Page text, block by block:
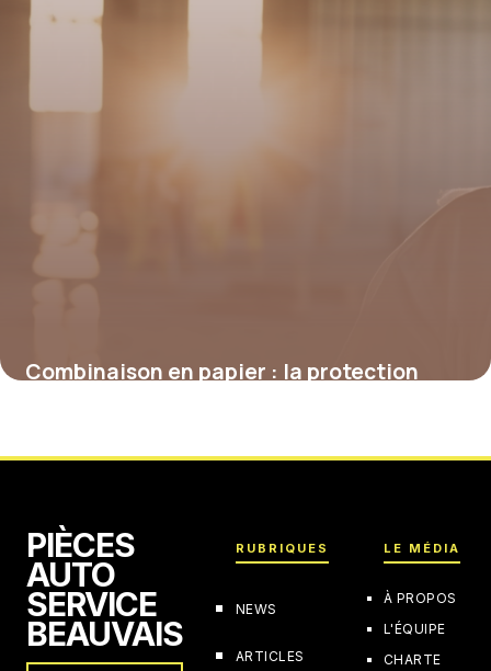
Combinaison en papier : la protection
PIÈCES
AUTO
SERVICE
BEAUVAIS
RUBRIQUES
NEWS
ARTICLES
LE MÉDIA
À PROPOS
L'ÉQUIPE
CHARTE